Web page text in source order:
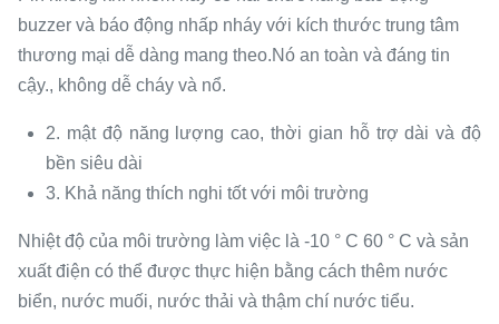
buzzer và báo động nhấp nháy với kích thước trung tâm
thương mại dễ dàng mang theo.Nó an toàn và đáng tin
cậy., không dễ cháy và nổ.
2. mật độ năng lượng cao, thời gian hỗ trợ dài và độ
bền siêu dài
3. Khả năng thích nghi tốt với môi trường
Nhiệt độ của môi trường làm việc là -10 ° C 60 ° C và sản
xuất điện có thể được thực hiện bằng cách thêm nước
biển, nước muối, nước thải và thậm chí nước tiểu.